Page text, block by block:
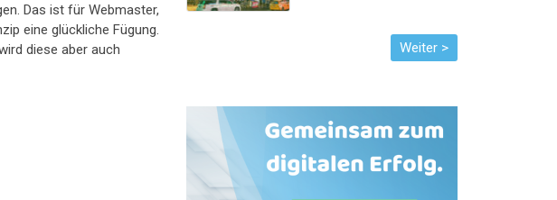
Das ist für Webmaster,
eine glückliche Fügung.
diese aber auch